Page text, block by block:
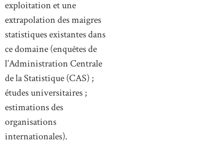
exploitation et une
extrapolation des maigres
statistiques existantes dans
ce domaine (enquêtes de
l’Administration Centrale
de la Statistique (CAS) ;
études universitaires ;
estimations des
organisations
internationales).